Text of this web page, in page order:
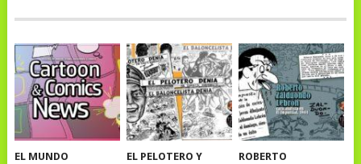
EL MUNDO
EL PELOTERO Y
ROBERTO